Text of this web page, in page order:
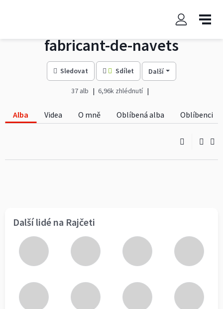
fabricant-de-navets
Sledovat Sdílet Další
37 alb 6,96k zhlédnutí
Alba Videa O mně Oblíbená alba Oblíbenci
Další lidé na Rajčeti